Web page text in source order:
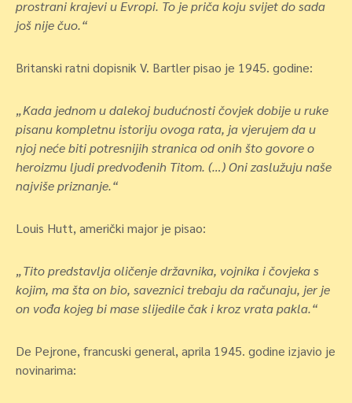
prostrani krajevi u Evropi. To je priča koju svijet do sada
još nije čuo.“
Britanski ratni dopisnik V. Bartler pisao je 1945. godine:
„Kada jednom u dalekoj budućnosti čovjek dobije u ruke
pisanu kompletnu istoriju ovoga rata, ja vjerujem da u
njoj neće biti potresnijih stranica od onih što govore o
heroizmu ljudi predvođenih Titom. (…) Oni zaslužuju naše
najviše priznanje.“
Louis Hutt, američki major je pisao:
„Tito predstavlja oličenje državnika, vojnika i čovjeka s
kojim, ma šta on bio, saveznici trebaju da računaju, jer je
on vođa kojeg bi mase slijedile čak i kroz vrata pakla.“
De Pejrone, francuski general, aprila 1945. godine izjavio je
novinarima: